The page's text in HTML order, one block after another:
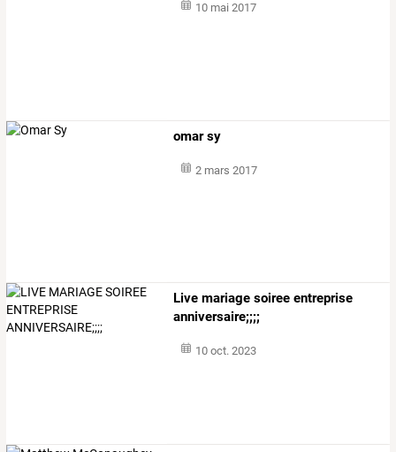
10 mai 2017
omar sy
2 mars 2017
Live mariage soiree entreprise
anniversaire;;;;
10 oct. 2023